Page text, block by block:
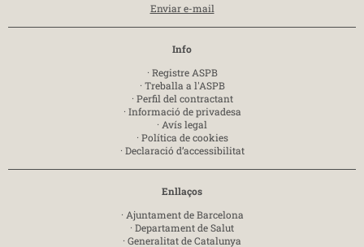
Enviar e-mail
Info
· Registre ASPB
· Treballa a l'ASPB
· Perfil del contractant
· Informació de privadesa
· Avís legal
· Política de cookies
· Declaració d’accessibilitat
Enllaços
· Ajuntament de Barcelona
· Departament de Salut
· Generalitat de Catalunya